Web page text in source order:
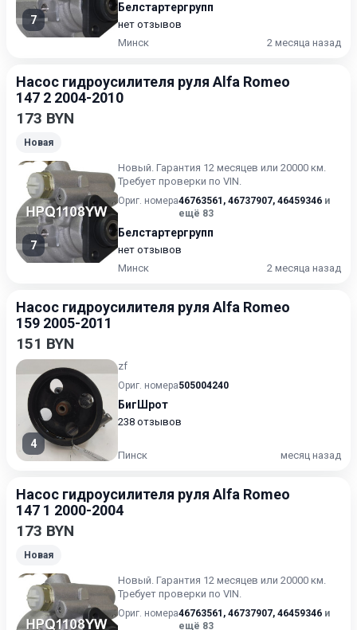
7
Белстартергрупп
нет отзывов
Минск
2 месяца назад
Насос гидроусилителя руля Alfa Romeo
147 2 2004-2010
173 BYN
Новая
7
Новый. Гарантия 12 месяцев или 20000 км.
Требует проверки по VIN.
Ориг. номера46763561 , 46737907, 46459346 и
ещё 83
Белстартергрупп
нет отзывов
Минск
2 месяца назад
Насос гидроусилителя руля Alfa Romeo
159 2005-2011
151 BYN
4
zf
Ориг. номера505004240
БигШрот
238 отзывов
Пинск месяц назад
Насос гидроусилителя руля Alfa Romeo
147 1 2000-2004
173 BYN
Новая
Новый. Гарантия 12 месяцев или 20000 км.
Требует проверки по VIN.
Ориг. номера46763561 , 46737907, 46459346 и
ещё 83